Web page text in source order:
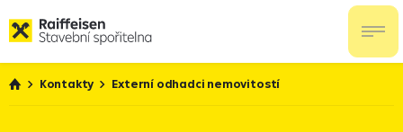
Kontakty Externí odhadci nemovitostí